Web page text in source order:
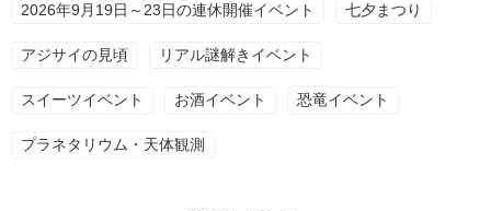
2026年9月19日～23日の連休開催イベント 七夕まつり
アジサイの見頃 リアル謎解きイベント
スイーツイベント お酒イベント 恐竜イベント
プラネタリウム・天体観測